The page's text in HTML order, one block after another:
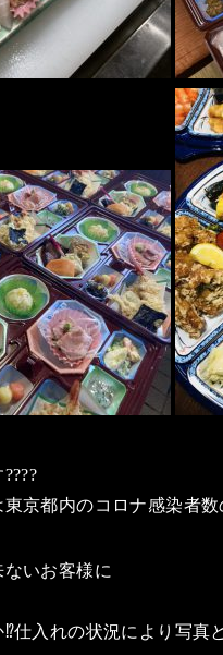
京都内のコロナ感染者
いお客様に
仕入れの状況により写真